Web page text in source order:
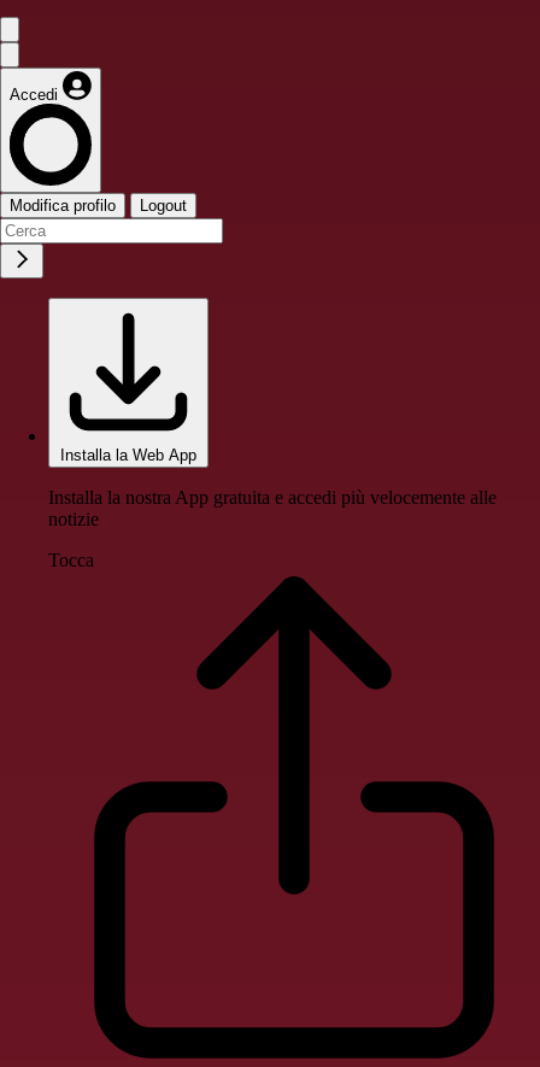
Accedi
Modifica profilo Logout
Installa la Web App
Installa la nostra App gratuita e accedi più velocemente alle
notizie
Tocca